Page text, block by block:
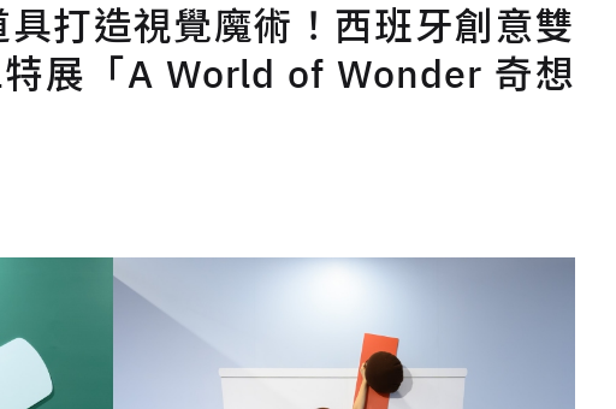
打造視覺魔術！西班牙創意雙
展「A World of Wonder 奇想